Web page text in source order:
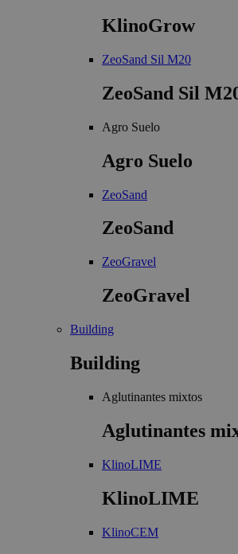
KlinoGrow
ZeoSand Sil M20
ZeoSand Sil
Agro Suelo
Agro Suelo
ZeoSand
ZeoSand
ZeoGravel
ZeoGravel
Building
Building
Aglutinantes mixtos
Aglutinantes
KlinoLIME
KlinoLIME
KlinoCEM